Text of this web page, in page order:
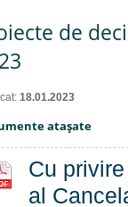
de
18.01.2023
ataşate
Cu
al